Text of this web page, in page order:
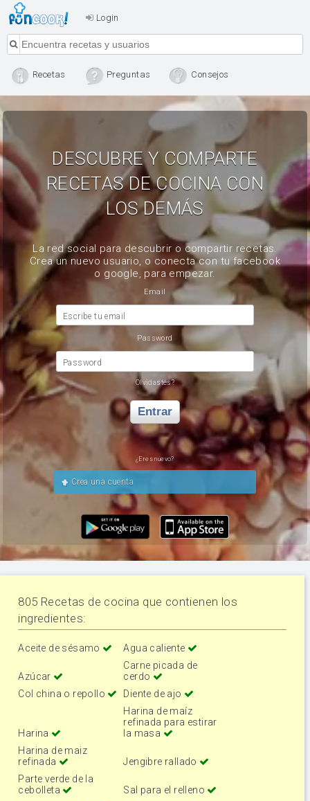
Login
Recetas Preguntas Consejos
DESCUBRE Y COMPARTE
RECETAS DE COCINA CON
LOS DEMÁS
La red social para descubrir o compartir recetas.
Crea un nuevo usuario, o conecta con tu facebook
o google, para empezar.
Email
Escribe tu email
Password
Password
Olvidastes?
Entrar
¿Eres nuevo?
Crea una cuenta
805 Recetas de cocina que contienen los
ingredientes:
Aceite de sésamo Agua caliente
Azúcar
Carne picada de
cerdo
Col china o repollo
Diente de ajo
Harina
Harina de maíz
refinada para estirar
la masa
Harina de maiz
refinada
Jengibre rallado
Parte verde de la
cebolleta
Sal para el relleno